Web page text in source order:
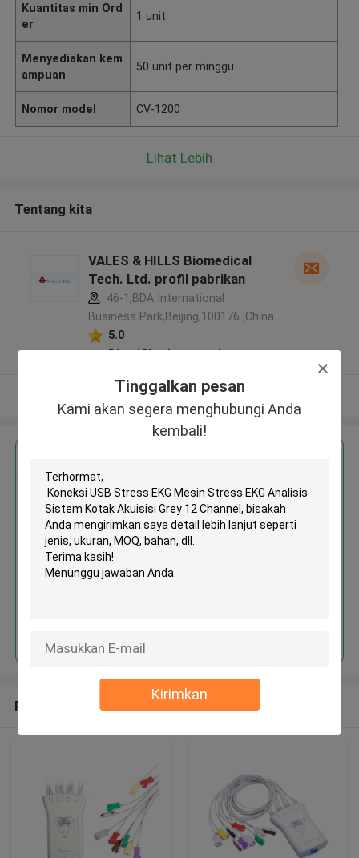
Tinggalkan pesan
Kami akan segera menghubungi Anda
kembali!
Kirimkan
Kuantitas min Ord
er
1 unit
Menyediakan kem
ampuan
50 unit per minggu
Nomor model CV-1200
Lihat Lebih
Tentang kita
VALES & HILLS Biomedical
Tech. Ltd. profil pabrikan
46-1,BDA International
Business Park,Beijing,100176 ,China
5.0
Diverifikasi pemasok
Lihat Lebih
Koneksi USB Stress EKG Mesin
Stress EKG Analisis Sistem
Kotak Akuisisi Grey 12 Channel
Rekomendasi Produk